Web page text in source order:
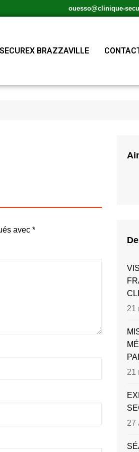
ouesso@clinique-
SECUREX BRAZZAVILLE
avec *
21
21
27